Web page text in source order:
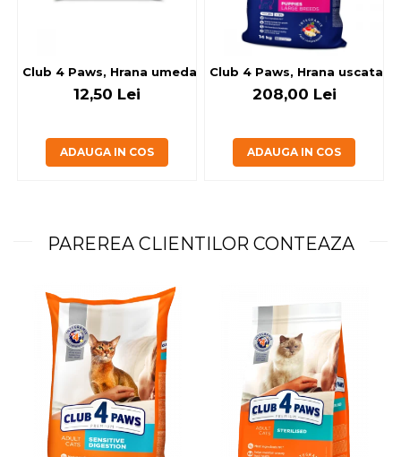
Club 4 Paws, Hrana umeda caini - cu miel, set 5+1, 6x80 g
12,50 Lei
ADAUGA IN COS
Club 4 Paws, Hrana uscata
208,00 Lei
ADAUGA IN COS
PAREREA CLIENTILOR CONTEAZA